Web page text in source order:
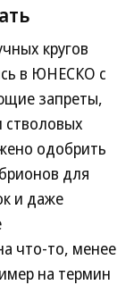
кругов
в ЮНЕСКО с
запреты,
стволовых
одобрить
для
и даже
что-то, менее
на термин